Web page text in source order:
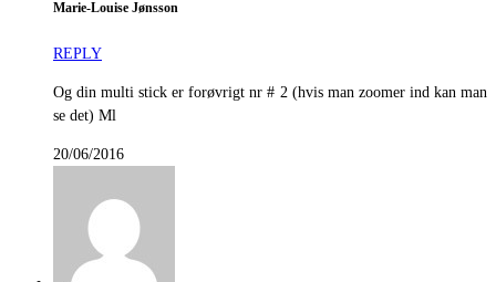
Marie-Louise Jønsson
REPLY
Og din multi stick er forøvrigt nr # 2 (hvis man zoomer ind kan man
se det) Ml
20/06/2016